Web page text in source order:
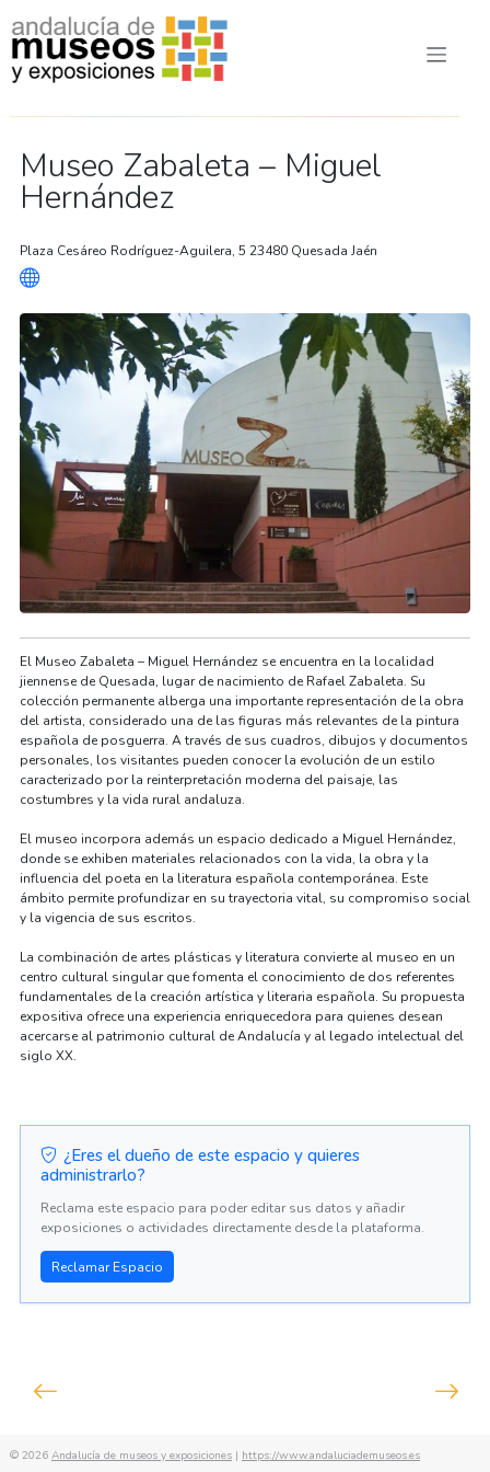
Museo Zabaleta – Miguel
Hernández
Plaza Cesáreo Rodríguez-Aguilera, 5 23480 Quesada Jaén
El Museo Zabaleta – Miguel Hernández se encuentra en la localidad
jiennense de Quesada, lugar de nacimiento de Rafael Zabaleta. Su
colección permanente alberga una importante representación de la obra
del artista, considerado una de las figuras más relevantes de la pintura
española de posguerra. A través de sus cuadros, dibujos y documentos
personales, los visitantes pueden conocer la evolución de un estilo
caracterizado por la reinterpretación moderna del paisaje, las
costumbres y la vida rural andaluza.
El museo incorpora además un espacio dedicado a Miguel Hernández,
donde se exhiben materiales relacionados con la vida, la obra y la
influencia del poeta en la literatura española contemporánea. Este
ámbito permite profundizar en su trayectoria vital, su compromiso social
y la vigencia de sus escritos.
La combinación de artes plásticas y literatura convierte al museo en un
centro cultural singular que fomenta el conocimiento de dos referentes
fundamentales de la creación artística y literaria española. Su propuesta
expositiva ofrece una experiencia enriquecedora para quienes desean
acercarse al patrimonio cultural de Andalucía y al legado intelectual del
siglo XX.
¿Eres el dueño de este espacio y quieres
administrarlo?
Reclama este espacio para poder editar sus datos y añadir
exposiciones o actividades directamente desde la plataforma.
Reclamar Espacio
Navegación
entradas
© 2026 Andalucía de museos y exposiciones | https://www.andaluciademuseos.es